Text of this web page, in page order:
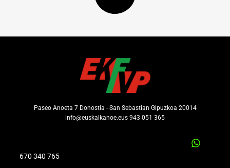
Paseo Anoeta 7 Donostia - San Sebastian Gipuzkoa 20014
info@euskalkanoe.eus 943 051 365
670 340 765